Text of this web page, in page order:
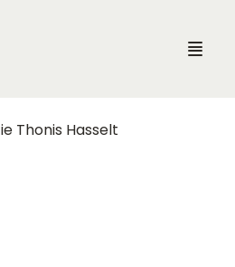
Thonis Hasselt